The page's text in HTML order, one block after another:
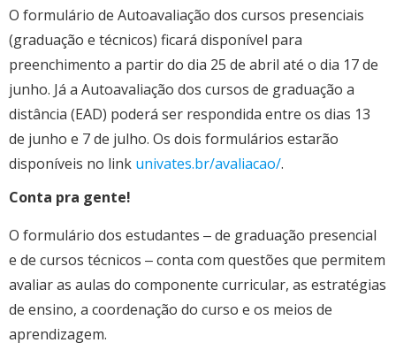
O formulário de Autoavaliação dos cursos presenciais
(graduação e técnicos) ficará disponível para
preenchimento a partir do dia 25 de abril até o dia 17 de
junho. Já a Autoavaliação dos cursos de graduação a
distância (EAD) poderá ser respondida entre os dias 13
de junho e 7 de julho. Os dois formulários estarão
disponíveis no link univates.br/avaliacao/.
Conta pra gente!
O formulário dos estudantes ‒ de graduação presencial
e de cursos técnicos ‒ conta com questões que permitem
avaliar as aulas do componente curricular, as estratégias
de ensino, a coordenação do curso e os meios de
aprendizagem.